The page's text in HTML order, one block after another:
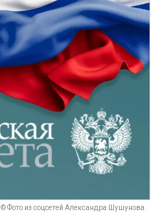
© Фото из соцсетей Александра Шушунова.